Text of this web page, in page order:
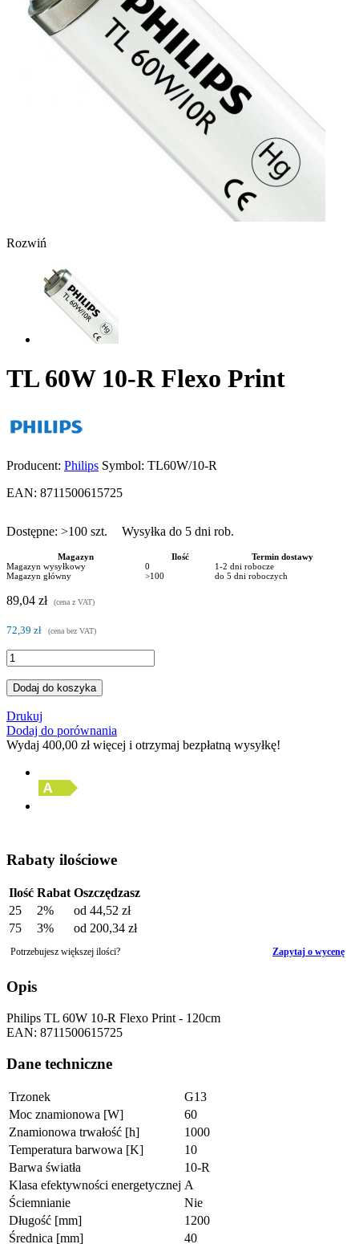
Rozwiń
TL 60W 10-R Flexo Print
Producent: Philips Symbol: TL60W/10-R
EAN: 8711500615725
Dostępne: >100 szt. Wysyłka do 5 dni rob.
Magazyn Ilość
Termin dostawy
Magazyn wysyłkowy
0
1-2 dni robocze
Magazyn główny
>100 do 5 dni roboczych
89,04 zł (cena z VAT)
72,39 zł (cena bez VAT)
Dodaj do koszyka
Drukuj
Dodaj do porównania
Wydaj 400,00 złwięcej i otrzymaj bezpłatną wysyłkę!
Rabaty ilościowe
Ilość Rabat Oszczędzasz
25
2% od 44,52 zł
75
3% od 200,34 zł
Potrzebujesz większej ilości? Zapytaj o wycenę
Opis
Philips TL 60W 10-R Flexo Print - 120cm
EAN: 8711500615725
Dane techniczne
Trzonek
G13
Moc znamionowa [W]
60
Znamionowa trwałość [h]
1000
Temperatura barwowa [K]
10
Barwa światła
10-R
Klasa efektywności energetycznej A
Ściemnianie
Nie
Długość [mm]
1200
Średnica [mm]
40